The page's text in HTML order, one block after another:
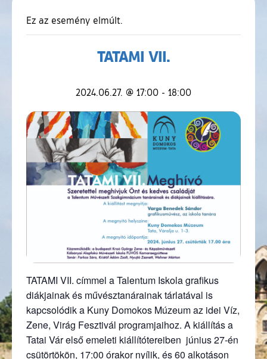
Ez az esemény elmúlt.
TATAMI VII.
2024.06.27. @ 17:00 - 18:00
TATAMI VII. címmel a Talentum Iskola grafikus
diákjainak és művésztanárainak tárlatával is
kapcsolódik a Kuny Domokos Múzeum az idei Víz,
Zene, Virág Fesztivál programjaihoz. A kiállítás a
Tatai Vár első emeleti kiállítótereiben június 27-én
csütörtökön, 17:00 órakor nyílik, és 60 alkotáson